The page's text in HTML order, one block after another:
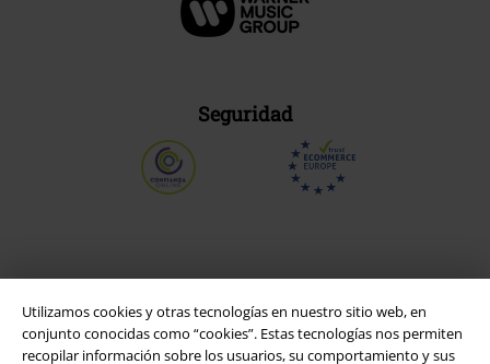
Utilizamos cookies y otras tecnologías en nuestro sitio web, en
conjunto conocidas como “cookies”. Estas tecnologías nos permiten
recopilar información sobre los usuarios, su comportamiento y sus
Seguridad